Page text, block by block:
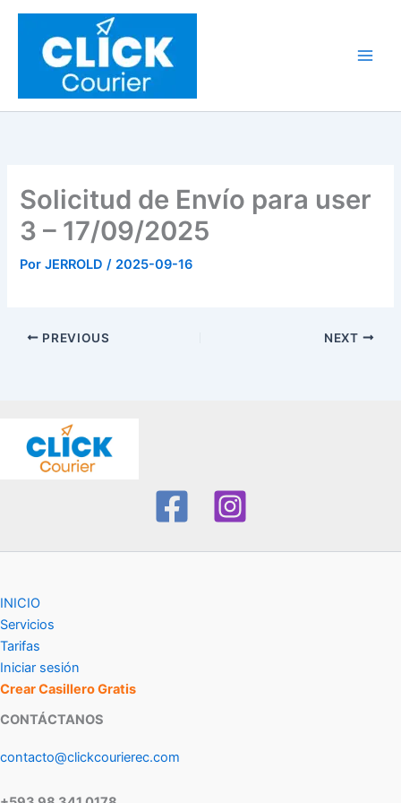
contenido
Solicitud de Envío para user
3 – 17/09/2025
PorJERROLD/ 2025-09-16
PREVIOUS NEXT
INICIO
Servicios
Tarifas
Iniciar sesión
Crear Casillero Gratis
CONTÁCTANOS
contacto@clickcourierec.com